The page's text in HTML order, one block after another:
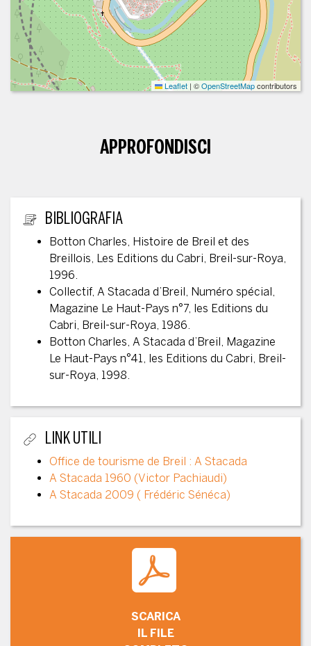
Leaflet | ©OpenStreetMapcontributors
APPROFONDISCI
ULTERIORI INFORMAZIONI
BIBLIOGRAFIA
Botton Charles, Histoire de Breil et des
Breillois, Les Editions du Cabri, Breil-sur-Roya,
1996.
Collectif, A Stacada d’Breil, Numéro spécial,
Magazine Le Haut-Pays n°7, les Editions du
Cabri, Breil-sur-Roya, 1986.
Botton Charles, A Stacada d’Breil, Magazine
Le Haut-Pays n°41, les Editions du Cabri, Breil-
sur-Roya, 1998.
LINK UTILI
Office de tourisme de Breil : A Stacada
A Stacada 1960 (Victor Pachiaudi)
A Stacada 2009 ( Frédéric Sénéca)
SCARICA
IL FILE